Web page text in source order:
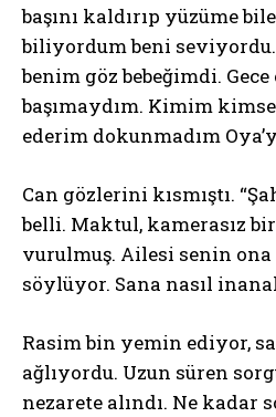
başını kaldırıp yüzüme
biliyordum beni seviyordu.
benim göz bebeğimdi.
başımaydım. Kimim
ederim dokunmadım
Can gözlerini kısmıştı.
belli. Maktul, kamerasız
vurulmuş. Ailesi senin
söylüyor. Sana nasıl
Rasim bin yemin ediyor,
ağlıyordu. Uzun süren
nezarete alındı. Ne kadar